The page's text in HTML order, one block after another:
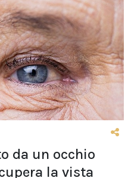
da un occhio
la vista